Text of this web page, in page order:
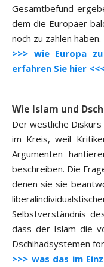
Gesamtbefund
dem die Europäer
noch zu zahlen haben.
>>> wie Europa
erfahren Sie hier
Wie Islam und
Der westliche
im Kreis, weil
Argumenten
beschreiben. Die
denen sie sie
Selbstverständnis
dass der Islam die
Dschihadsystemen
>>> was das im